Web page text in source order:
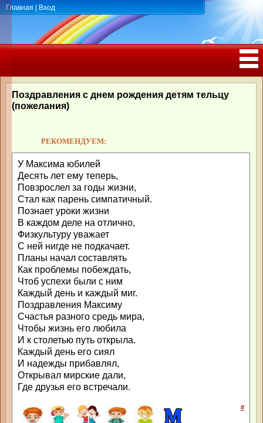
Главная Вход
РОЖДЕНИЯ, ЮБИЛЕЕМ
Поздравления с днем рождения детям тельцу
(пожелания)
РЕКОМЕНДУЕМ:
У Максима юбилей
Десять лет ему теперь,
Повзрослел за годы жизни,
Стал как парень симпатичный.
Познает уроки жизни
В каждом деле на отлично,
Физкультуру уважает
С ней нигде не подкачает.
Планы начал составлять
Как проблемы побеждать,
Чтоб успехи были с ним
Каждый день и каждый миг.
Поздравления Максиму
Счастья разного средь мира,
Чтобы жизнь его любила
И к столетью путь открыла.
Каждый день его сиял
И надежды прибавлял,
Открывал мирские дали,
Где друзья его встречали.
#